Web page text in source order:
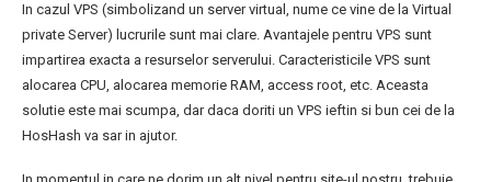
In cazul VPS (simbolizand un server virtual, nume ce vine de la Virtual
private Server) lucrurile sunt mai clare. Avantajele pentru VPS sunt
impartirea exacta a resurselor serverului. Caracteristicile VPS sunt
alocarea CPU, alocarea memorie RAM, access root, etc. Aceasta
solutie este mai scumpa, dar daca doriti un VPS ieftin si bun cei de la
HosHash va sar in ajutor.